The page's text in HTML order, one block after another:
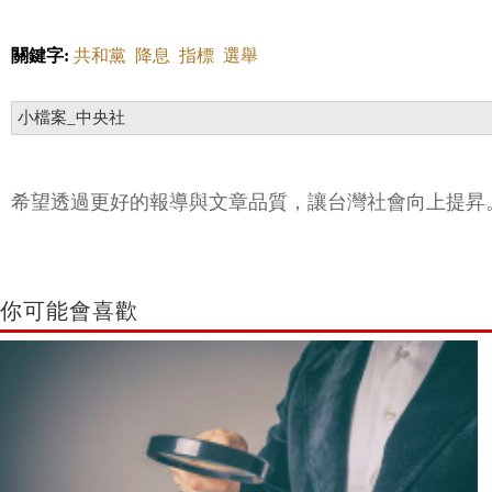
關鍵字: 共和黨 降息 指標 選舉
小檔案_中央社
希望透過更好的報導與文章品質，讓台灣社會向上提昇
你可能會喜歡